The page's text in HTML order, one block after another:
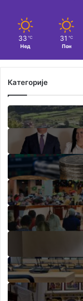
33 ℃
Нед
31 ℃
Пон
Категорије